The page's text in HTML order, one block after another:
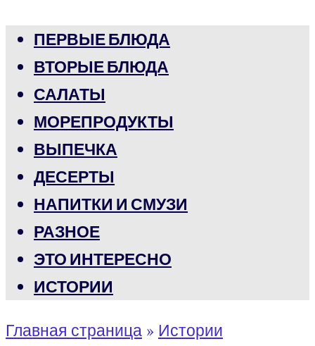
ПЕРВЫЕ БЛЮДА
ВТОРЫЕ БЛЮДА
САЛАТЫ
МОРЕПРОДУКТЫ
ВЫПЕЧКА
ДЕСЕРТЫ
НАПИТКИ И СМУЗИ
РАЗНОЕ
ЭТО ИНТЕРЕСНО
ИСТОРИИ
Главная страница » Истории